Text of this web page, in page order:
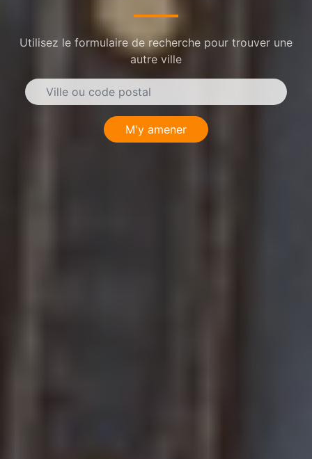
Utilisez le formulaire de recherche pour trouver une
autre ville
M'y amener